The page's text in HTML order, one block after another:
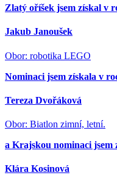
Zlatý oříšek jsem získal v
Jakub Janoušek
Obor: robotika LEGO
Nominaci jsem získala v
Tereza Dvořáková
Obor: Biatlon zimní, letní.
a Krajskou nominaci jsem
Klára Kosinová